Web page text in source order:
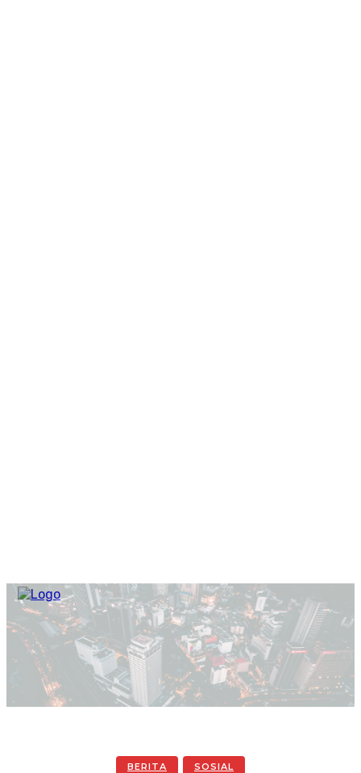
BERITA SOSIAL